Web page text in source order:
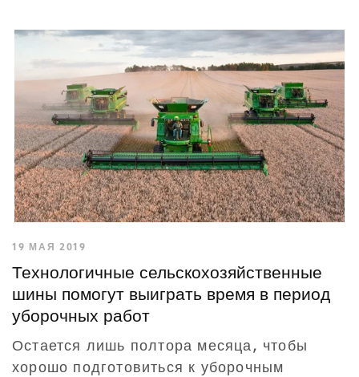
19 МАЯ 2019
Технологичные сельскохозяйственные
шины помогут выиграть время в период
уборочных работ
Остается лишь полтора месяца, чтобы
хорошо подготовиться к уборочным